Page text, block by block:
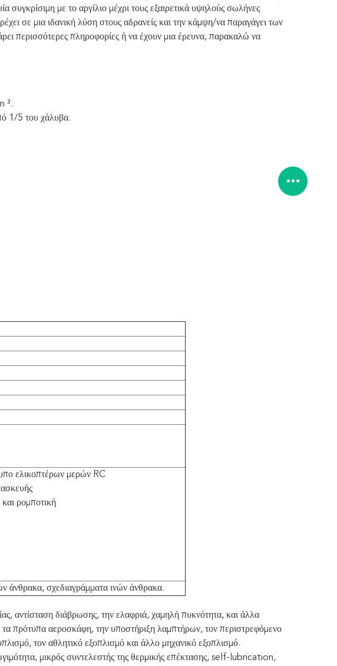
με το αργίλιο μέχρι τους εξαιρετικά υψηλούς σωλήνες
σε μια ιδανική λύση στους αδρανείς και την κάμψη/να παραγάγει των
περισσότερες πληροφορίες ή να έχουν μια έρευνα, παρακαλώ να
³.
1/5 του χάλυβα.
ελικοπτέρων μερών RC
ρομποτική
άνθρακα, σχεδιαγράμματα ινών άνθρακα.
αντίσταση διάβρωσης, την ελαφριά, χαμηλή πυκνότητα, και άλλα
τα πρότυπα αεροσκάφη, την υποστήριξη λαμπτήρων, τον περιστρεφόμενο
τον αθλητικό εξοπλισμό και άλλο μηχανικό εξοπλισμό.
μικρός συντελεστής της θερμικής επέκτασης, self-lubrication,